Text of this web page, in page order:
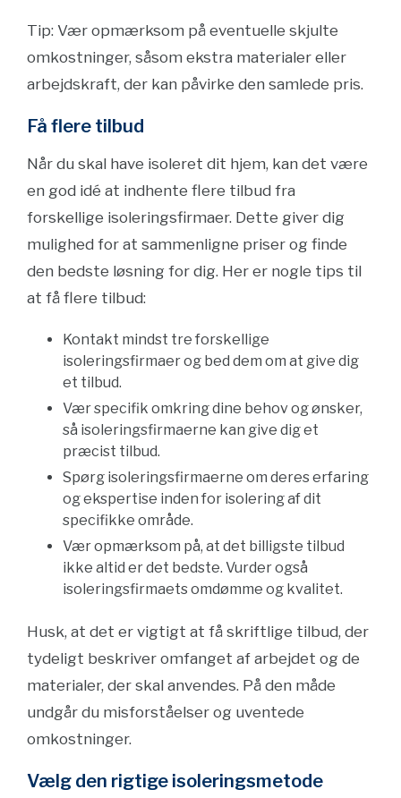
Tip: Vær opmærksom på eventuelle skjulte
omkostninger, såsom ekstra materialer eller
arbejdskraft, der kan påvirke den samlede pris.
Få flere tilbud
Når du skal have isoleret dit hjem, kan det være
en god idé at indhente flere tilbud fra
forskellige isoleringsfirmaer. Dette giver dig
mulighed for at sammenligne priser og finde
den bedste løsning for dig. Her er nogle tips til
at få flere tilbud:
Kontakt mindst tre forskellige
isoleringsfirmaer og bed dem om at give dig
et tilbud.
Vær specifik omkring dine behov og ønsker,
så isoleringsfirmaerne kan give dig et
præcist tilbud.
Spørg isoleringsfirmaerne om deres erfaring
og ekspertise inden for isolering af dit
specifikke område.
Vær opmærksom på, at det billigste tilbud
ikke altid er det bedste. Vurder også
isoleringsfirmaets omdømme og kvalitet.
Husk, at det er vigtigt at få skriftlige tilbud, der
tydeligt beskriver omfanget af arbejdet og de
materialer, der skal anvendes. På den måde
undgår du misforståelser og uventede
omkostninger.
Vælg den rigtige isoleringsmetode